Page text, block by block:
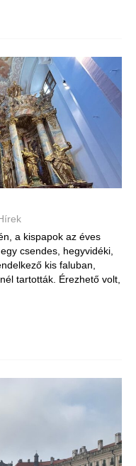
a kispapok az éves
csendes, hegyvidéki,
kis faluban,
tartották. Érezhető volt,